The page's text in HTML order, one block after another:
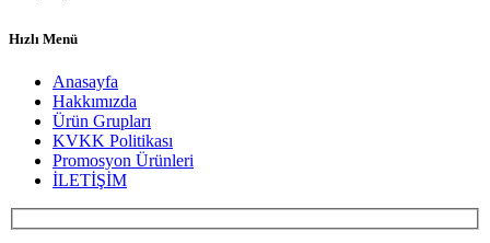
Hızlı Menü
Anasayfa
Hakkımızda
Ürün Grupları
KVKK Politikası
Promosyon Ürünleri
İLETİŞİM